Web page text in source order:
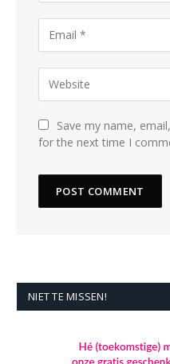
Save my name,
for the next time I
NIET TE MISSEN!